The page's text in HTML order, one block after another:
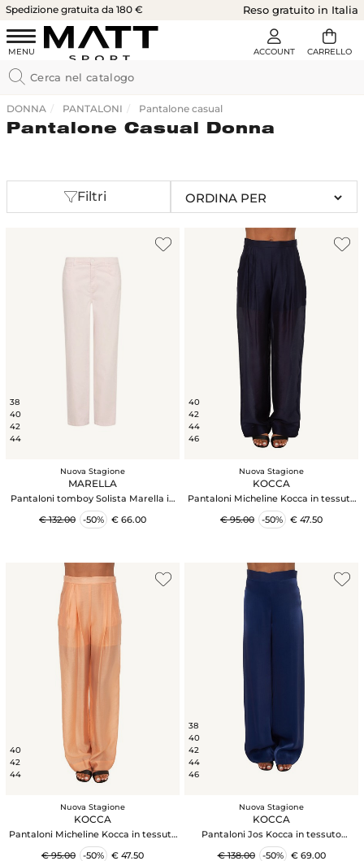
Spedizione gratuita da 180 € Reso gratuito in Italia
DONNA PANTALONI Pantalone casual
Pantalone Casual Donna
Filtri
38
40
42
44
Nuova Stagione
MARELLA
Pantaloni tomboy Solista Marella in
bull di cotone rosa
€ 132.00
-50% € 66.00
40
42
44
46
Nuova Stagione
KOCCA
Pantaloni Micheline Kocca in tessuto
fluido blu
€ 95.00
-50% € 47.50
40
42
44
Nuova Stagione
KOCCA
Pantaloni Micheline Kocca in tessuto
fluido salmone
€ 95.00
-50% € 47.50
38
40
42
44
46
Nuova Stagione
KOCCA
Pantaloni Jos Kocca in tessuto
leggero blu
€ 138.00
-50% € 69.00